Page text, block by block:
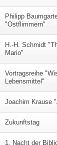
Philipp
"Ostflimmern"
H.-H. Schmidt
Mario"
Vortragsreihe
Lebensmittel"
Joachim Krause
Zukunftstag
1. Nacht der